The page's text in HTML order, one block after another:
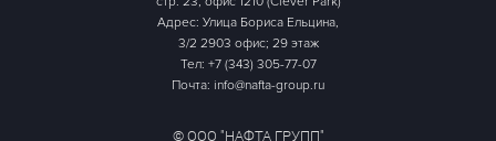
Адрес: Улица Бориса Ельцина,
3/2 2903 офис; 29 этаж
Тел: +7 (343) 305-77-07
Почта: info@nafta-group.ru
© ООО "НАФТА ГРУПП"